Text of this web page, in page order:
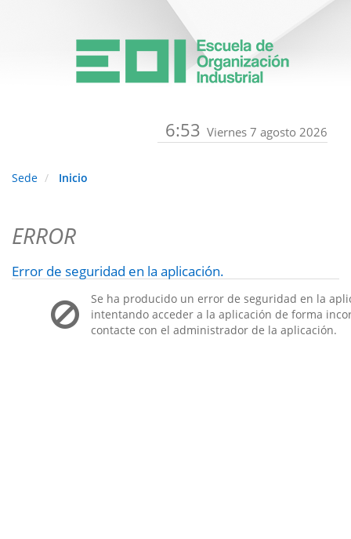
6:53 Viernes 7 agosto 2026
Sede Inicio
ERROR
Error de seguridad en la aplicación.
Se ha producido un error de seguridad en la
intentando acceder a la aplicación de forma
contacte con el administrador de la aplicación.